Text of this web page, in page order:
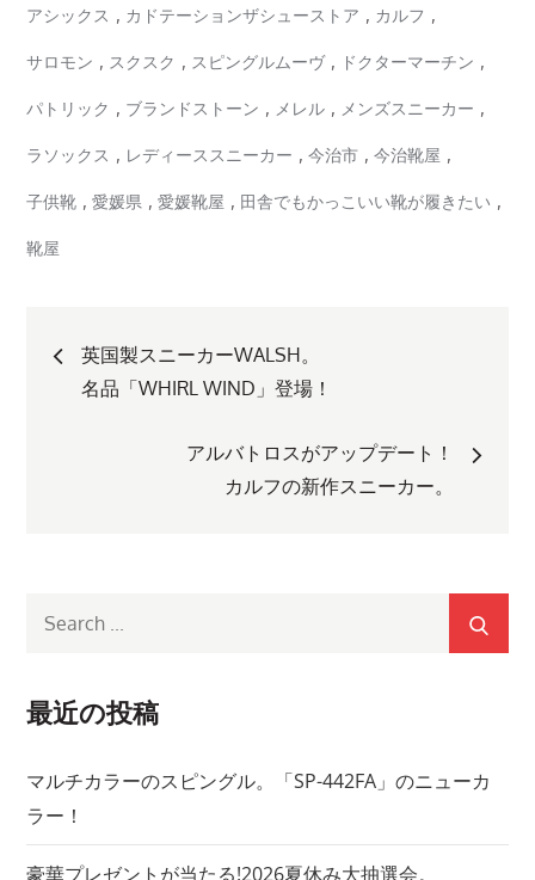
アシックス , カドテーションザシューストア , カルフ ,
サロモン , スクスク , スピングルムーヴ , ドクターマーチン ,
パトリック , ブランドストーン , メレル , メンズスニーカー ,
ラソックス , レディーススニーカー ,今治市 ,今治靴屋 ,
子供靴 ,愛媛県 ,愛媛靴屋 , 田舎でもかっこいい靴が履きたい ,
靴屋
投
シ
ョ
ン
英国製スニーカーWALSH。
名品「WHIRL WIND」登場！
アルバトロスがアップデート！
カルフの新作スニーカー。
最近の投稿
マルチカラーのスピングル。「SP-442FA」のニューカ
ラー！
豪華プレゼントが当たる!2026夏休み大抽選会。